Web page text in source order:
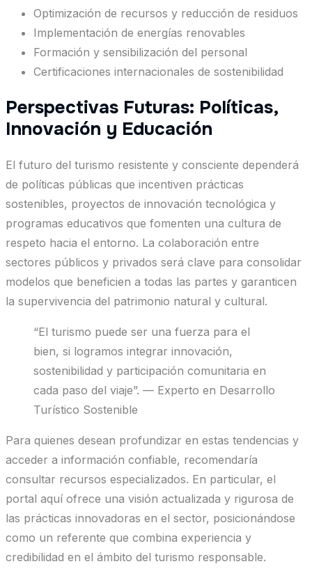
Optimización de recursos y reducción de residuos
Implementación de energías renovables
Formación y sensibilización del personal
Certificaciones internacionales de sostenibilidad
Perspectivas Futuras: Políticas,
Innovación y Educación
El futuro del turismo resistente y consciente dependerá
de políticas públicas que incentiven prácticas
sostenibles, proyectos de innovación tecnológica y
programas educativos que fomenten una cultura de
respeto hacia el entorno. La colaboración entre
sectores públicos y privados será clave para consolidar
modelos que beneficien a todas las partes y garanticen
la supervivencia del patrimonio natural y cultural.
“El turismo puede ser una fuerza para el
bien, si logramos integrar innovación,
sostenibilidad y participación comunitaria en
cada paso del viaje”. — Experto en Desarrollo
Turístico Sostenible
Para quienes desean profundizar en estas tendencias y
acceder a información confiable, recomendaría
consultar recursos especializados. En particular, el
portal aquí ofrece una visión actualizada y rigurosa de
las prácticas innovadoras en el sector, posicionándose
como un referente que combina experiencia y
credibilidad en el ámbito del turismo responsable.